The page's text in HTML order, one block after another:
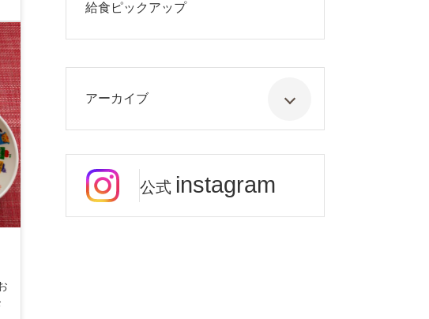
給食ピックアップ
アーカイブ
公式 instagram